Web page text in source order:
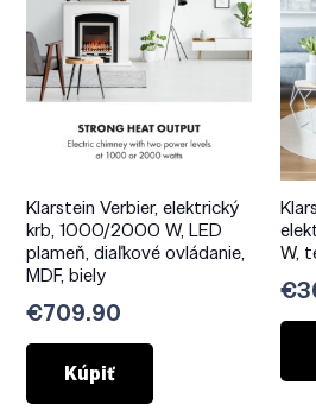
Klarstein Verbier, elektrický
krb, 1000/2000 W, LED
plameň, diaľkové ovládanie,
MDF, biely
€709.90
Kúpiť
W,
€